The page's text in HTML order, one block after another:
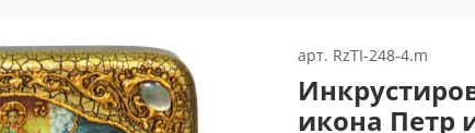
арт. RzTI-248-4.m
икона Петр